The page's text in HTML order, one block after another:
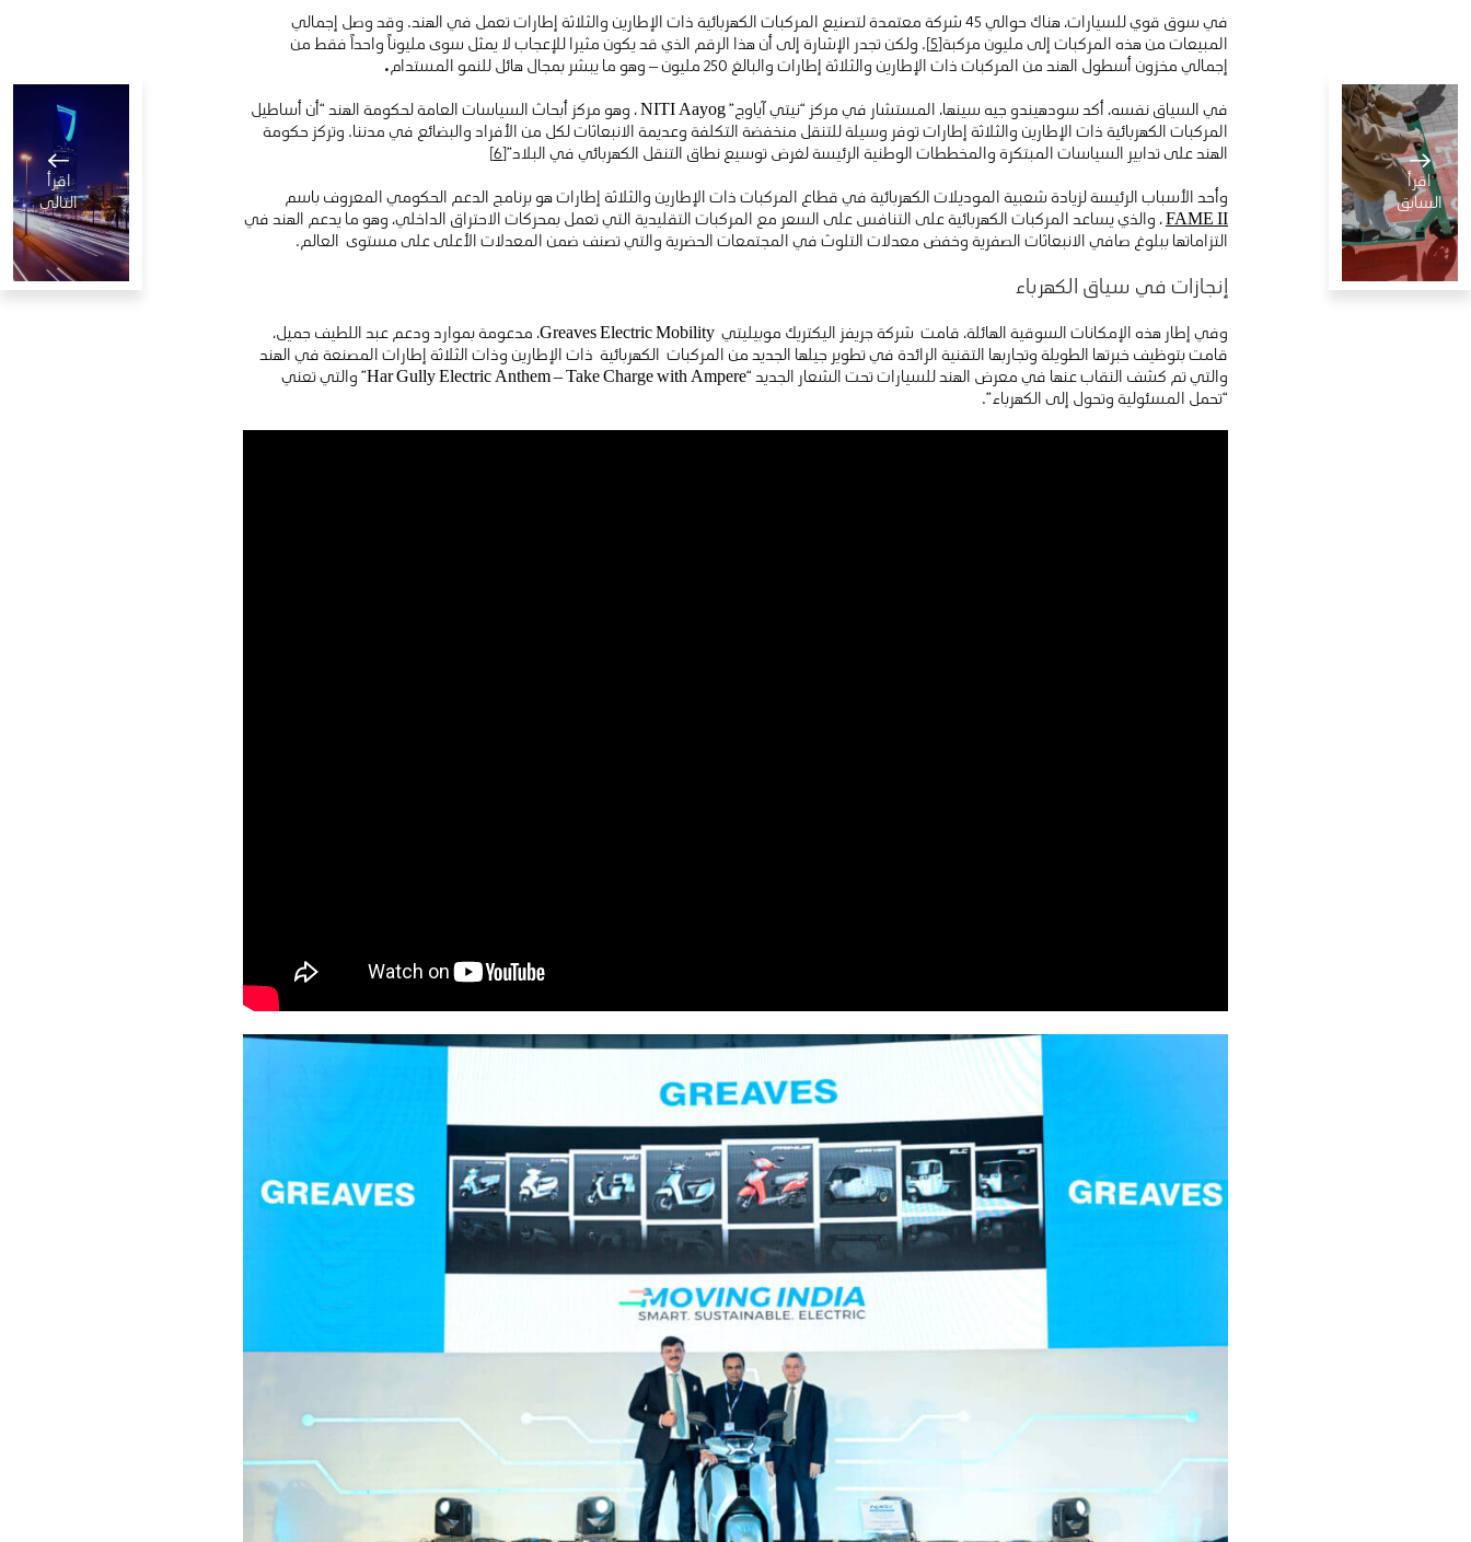
اقرأ
السابق
في سوق قوي للسيارات، هناك حوالي 45 شركة معتمدة لتصنيع المركبات الكهربائية ذات الإطارين والثلاثة إطارات تعمل في الهند. وقد وصل إجمالي
المبيعات من هذه المركبات إلى مليون مركبة[5] . ولكن تجدر الإشارة إلى أن هذا الرقم الذي قد يكون مثيرا للإعجاب لا يمثل سوى مليوناً واحداً فقط من
إجمالي مخزون أسطول الهند من المركبات ذات الإطارين والثلاثة إطارات والبالغ 250 مليون – وهو ما يبشر بمجال هائل للنمو المستدام
.
في السياق نفسه، أكد سودهيندو جيه سينها، المستشار في مركز “نيتي آياوج” NITI Aayog ، وهو مركز أبحاث السياسات العامة لحكومة الهند “أن أساطيل
المركبات الكهربائية ذات الإطارين والثلاثة إطارات توفر وسيلة للتنقل منخفضة التكلفة وعديمة الانبعاثات لكل من الأفراد والبضائع في مدننا. وتركز حكومة
الهند على تدابير السياسات المبتكرة والمخططات الوطنية الرئيسة لغرض توسيع نطاق التنقل الكهربائي في البلاد”[6]
وأحد الأسباب الرئيسة لزيادة شعبية الموديلات الكهربائية في قطاع المركبات ذات الإطارين والثلاثة إطارات هو برنامج الدعم الحكومي المعروف باسم
FAME II، والذي يساعد المركبات الكهربائية على التنافس على السعر مع المركبات التقليدية التي تعمل بمحركات الاحتراق الداخلي، وهو ما يدعم الهند في
التزاماتها ببلوغ صافي الانبعاثات الصفرية وخفض معدلات التلوث في المجتمعات الحضرية والتي تصنف ضمن المعدلات الأعلى على مستوى العالم.
إنجازات في سياق الكهرباء
وفي إطار هذه الإمكانات السوقية الهائلة، قامت شركة جريفز اليكتريك موبيليتي Greaves Electric Mobility، مدعومة بموارد ودعم عبد اللطيف جميل،
قامت بتوظيف خبرتها الطويلة وتجاربها التقنية الرائدة في تطوير جيلها الجديد من المركبات الكهربائية ذات الإطارين وذات الثلاثة إطارات المصنعة في الهند
والتي تم كشف النقاب عنها في معرض الهند للسيارات تحت الشعار الجديد “Har Gully Electric Anthem – Take Charge with Ampere” والتي تعني
“تحمل المسئولية وتحول إلى الكهرباء”.
اقرأ
التالي